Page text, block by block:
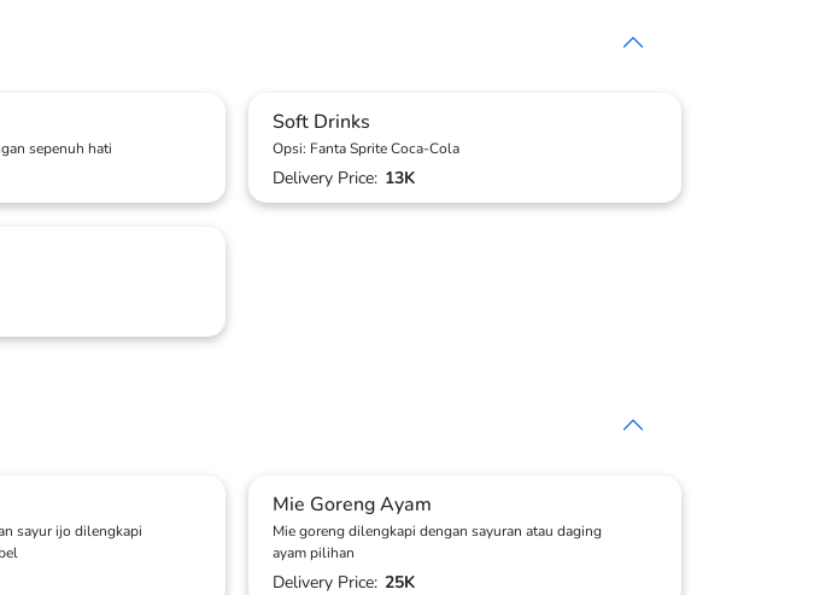
sepenuh hati
Soft Drinks
Opsi: Fanta Sprite Coca-Cola
Delivery Price: 13K
sayur ijo dilengkapi
Mie Goreng Ayam
Mie goreng dilengkapi dengan sayuran atau daging
ayam pilihan
Delivery Price: 25K